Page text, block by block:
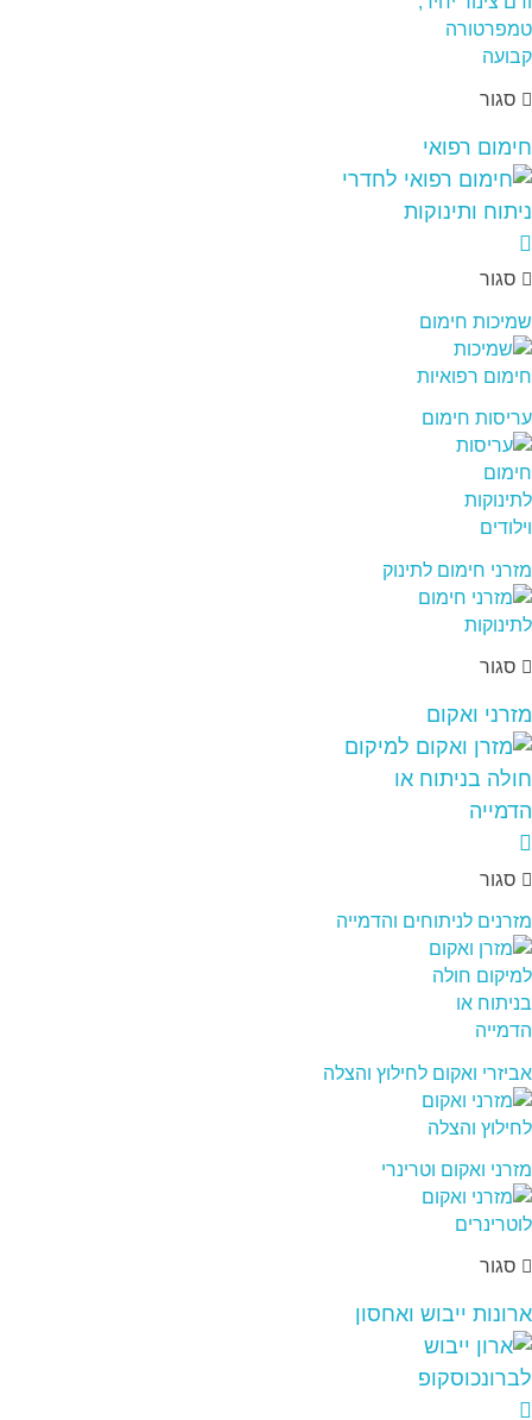
סגור
חימום רפואי
סגור
שמיכות חימום
עריסות חימום
מזרני חימום לתינוק
סגור
מזרני ואקום
סגור
מזרנים לניתוחים והדמייה
אביזרי ואקום לחילוץ והצלה
מזרני ואקום וטרינרי
סגור
ארונות ייבוש ואחסון